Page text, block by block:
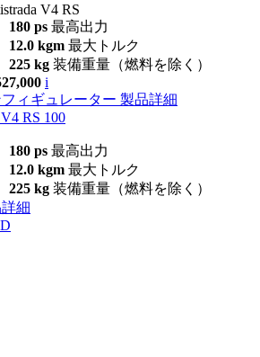
V4 RS
180 ps 最高出力
12.0 kgm 最大トルク
225 kg 装備重量（燃料を除く）
i
フィギュレーター 製品詳細
V4 RS 100
180 ps 最高出力
12.0 kgm 最大トルク
225 kg 装備重量（燃料を除く）
細